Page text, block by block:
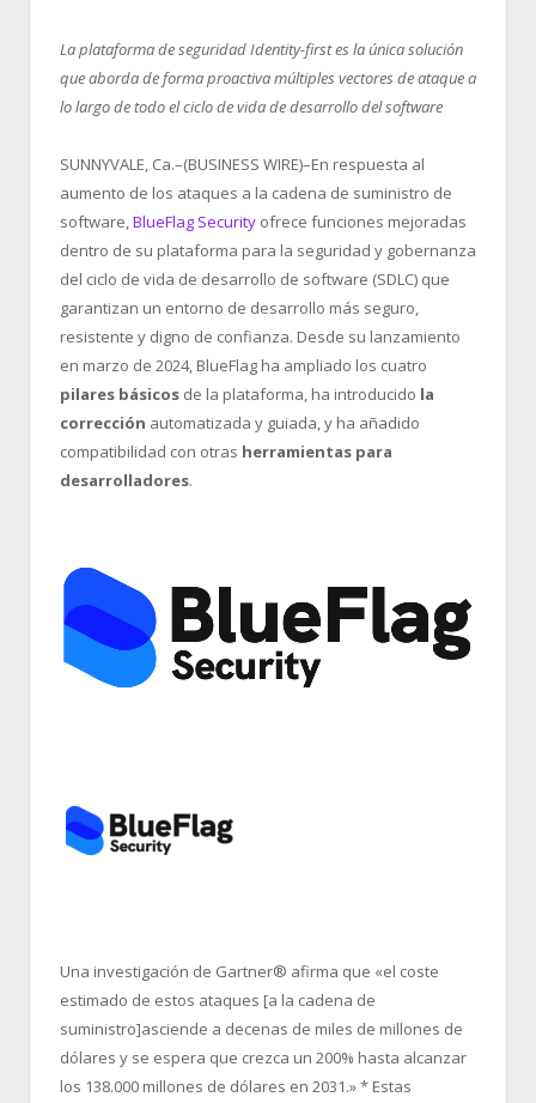
La plataforma de seguridad Identity-first es la única solución
que aborda de forma proactiva múltiples vectores de ataque a
lo largo de todo el ciclo de vida de desarrollo del software
SUNNYVALE, Ca.–(BUSINESS WIRE)–En respuesta al
aumento de los ataques a la cadena de suministro de
software,BlueFlag Security ofrece funciones mejoradas
dentro de su plataforma para la seguridad y gobernanza
del ciclo de vida de desarrollo de software (SDLC) que
garantizan un entorno de desarrollo más seguro,
resistente y digno de confianza. Desde su lanzamiento
en marzo de 2024, BlueFlag ha ampliado los cuatro
pilares básicos de la plataforma, ha introducido la
corrección automatizada y guiada, y ha añadido
compatibilidad con otras herramientas para
desarrolladores.
Una investigación de Gartner® afirma que «el coste
estimado de estos ataques [a la cadena de
suministro]asciende a decenas de miles de millones de
dólares y se espera que crezca un 200% hasta alcanzar
los 138.000 millones de dólares en 2031.» * Estas